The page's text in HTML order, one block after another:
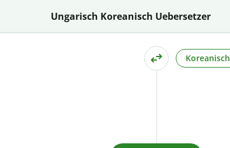
Ungarisch Koreanisch Uebersetzer
Koreanisch